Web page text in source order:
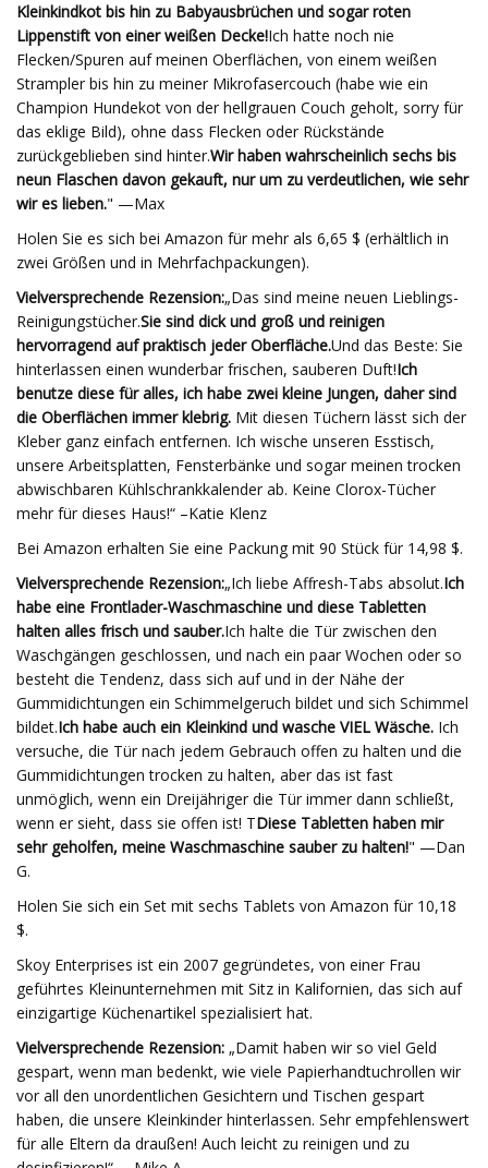
Kleinkindkot bis hin zu Babyausbrüchen und sogar roten
Lippenstift von einer weißen Decke!Ich hatte noch nie
Flecken/Spuren auf meinen Oberflächen, von einem weißen
Strampler bis hin zu meiner Mikrofasercouch (habe wie ein
Champion Hundekot von der hellgrauen Couch geholt, sorry für
das eklige Bild), ohne dass Flecken oder Rückstände
zurückgeblieben sind hinter.Wir haben wahrscheinlich sechs bis
neun Flaschen davon gekauft, nur um zu verdeutlichen, wie sehr
wir es lieben." —Max
Holen Sie es sich bei Amazon für mehr als 6,65 $ (erhältlich in
zwei Größen und in Mehrfachpackungen).
Vielversprechende Rezension:„Das sind meine neuen Lieblings-
Reinigungstücher.Sie sind dick und groß und reinigen
hervorragend auf praktisch jeder Oberfläche.Und das Beste: Sie
hinterlassen einen wunderbar frischen, sauberen Duft!Ich
benutze diese für alles, ich habe zwei kleine Jungen, daher sind
die Oberflächen immer klebrig. Mit diesen Tüchern lässt sich der
Kleber ganz einfach entfernen. Ich wische unseren Esstisch,
unsere Arbeitsplatten, Fensterbänke und sogar meinen trocken
abwischbaren Kühlschrankkalender ab. Keine Clorox-Tücher
mehr für dieses Haus!“ –Katie Klenz
Bei Amazon erhalten Sie eine Packung mit 90 Stück für 14,98 $.
Vielversprechende Rezension:„Ich liebe Affresh-Tabs absolut.Ich
habe eine Frontlader-Waschmaschine und diese Tabletten
halten alles frisch und sauber.Ich halte die Tür zwischen den
Waschgängen geschlossen, und nach ein paar Wochen oder so
besteht die Tendenz, dass sich auf und in der Nähe der
Gummidichtungen ein Schimmelgeruch bildet und sich Schimmel
bildet.Ich habe auch ein Kleinkind und wasche VIEL Wäsche. Ich
versuche, die Tür nach jedem Gebrauch offen zu halten und die
Gummidichtungen trocken zu halten, aber das ist fast
unmöglich, wenn ein Dreijähriger die Tür immer dann schließt,
wenn er sieht, dass sie offen ist! TDiese Tabletten haben mir
sehr geholfen, meine Waschmaschine sauber zu halten!" —Dan
G.
Holen Sie sich ein Set mit sechs Tablets von Amazon für 10,18
$.
Skoy Enterprises ist ein 2007 gegründetes, von einer Frau
geführtes Kleinunternehmen mit Sitz in Kalifornien, das sich auf
einzigartige Küchenartikel spezialisiert hat.
Vielversprechende Rezension: „Damit haben wir so viel Geld
gespart, wenn man bedenkt, wie viele Papierhandtuchrollen wir
vor all den unordentlichen Gesichtern und Tischen gespart
haben, die unsere Kleinkinder hinterlassen. Sehr empfehlenswert
für alle Eltern da draußen! Auch leicht zu reinigen und zu